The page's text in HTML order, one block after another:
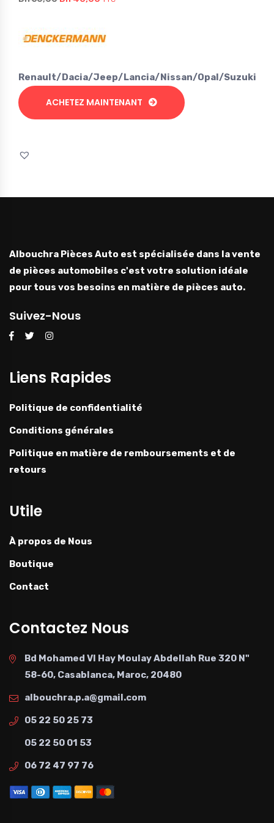
était :
actuel
Renault/Dacia/Jeep/Lancia/Nissan/Opal/Suzuki
ACHETEZ MAINTENANT
Albouchra Pièces Auto est spécialisée dans la vente
de pièces automobiles c'est votre solution idéale
pour tous vos besoins en matière de pièces auto.
Suivez-Nous
Liens Rapides
Politique de confidentialité
Conditions générales
Politique en matière de remboursements et de
retours
Utile
À propos de Nous
Boutique
Contact
Contactez Nous
Bd Mohamed VI Hay Moulay Abdellah Rue 320 N"
58-60, Casablanca, Maroc, 20480
albouchra.p.a@gmail.com
05 22 50 25 73
05 22 50 01 53
06 72 47 97 76